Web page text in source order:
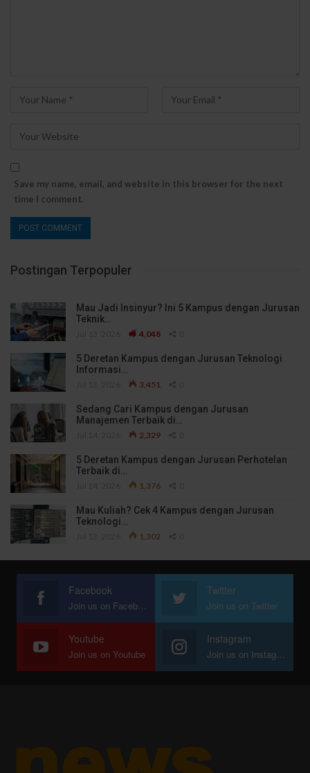
Save my name, email, and website in this browser for the next
time I comment.
Postingan Terpopuler
Mau Jadi Insinyur? Ini 5 Kampus dengan Jurusan
Teknik…
4,048
5 Deretan Kampus dengan Jurusan Teknologi
Informasi…
3,451
Sedang Cari Kampus dengan Jurusan
Manajemen Terbaik di…
2,329
5 Deretan Kampus dengan Jurusan Perhotelan
Terbaik di…
1,376
Mau Kuliah? Cek 4 Kampus dengan Jurusan
Teknologi…
1,302
Facebook
Join us on Facebook
Twitter
Join us on Twitter
Youtube
Join us on Youtube
Instagram
Join us on Instagram